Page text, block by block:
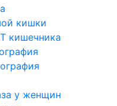
кишки
кишечника
у женщин